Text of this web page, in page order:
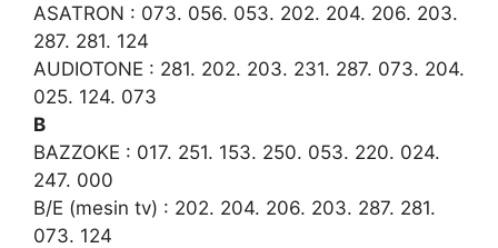
ASATRON : 073. 056. 053. 202. 204. 206. 203.
287. 281. 124
AUDIOTONE : 281. 202. 203. 231. 287. 073. 204.
025. 124. 073
B
BAZZOKE : 017. 251. 153. 250. 053. 220. 024.
247. 000
B/E (mesin tv) : 202. 204. 206. 203. 287. 281.
073. 124